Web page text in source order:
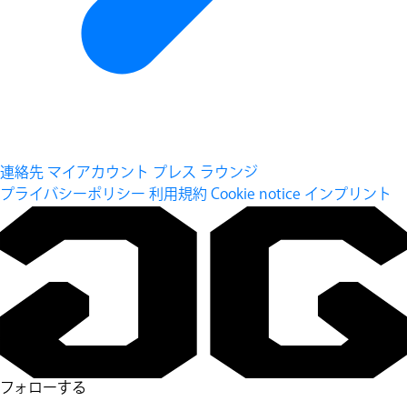
連絡先 マイアカウント プレス ラウンジ
プライバシーポリシー 利用規約 Cookie notice インプリント
フォローする